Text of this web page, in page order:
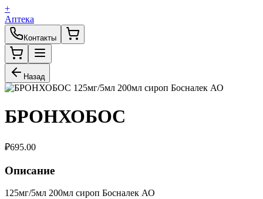
+
Аптека
Контакты
Назад
БРОНХОБОС
₽695.00
Описание
125мг/5мл 200мл сироп Босналек АО